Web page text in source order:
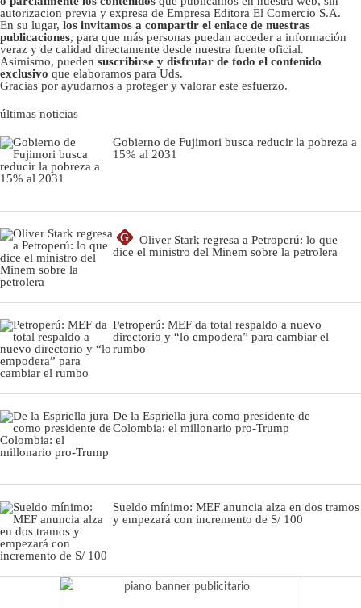
autorizacion previa y expresa de Empresa Editora El Comercio S.A.
En su lugar, los invitamos a compartir el enlace de nuestras
publicaciones, para que más personas puedan acceder a información
veraz y de calidad directamente desde nuestra fuente oficial.
Asimismo, pueden suscribirse y disfrutar de todo el contenido
exclusivo que elaboramos para Uds.
Gracias por ayudarnos a proteger y valorar este esfuerzo.
últimas noticias
Gobierno de Fujimori busca reducir la pobreza a
15% al 2031
G
Oliver Stark regresa a Petroperú: lo que
dice el ministro del Minem sobre la petrolera
Petroperú: MEF da total respaldo a nuevo
directorio y “lo empodera” para cambiar el
rumbo
De la Espriella jura como presidente de
Colombia: el millonario pro-Trump
Sueldo mínimo: MEF anuncia alza en dos tramos
y empezará con incremento de S/ 100